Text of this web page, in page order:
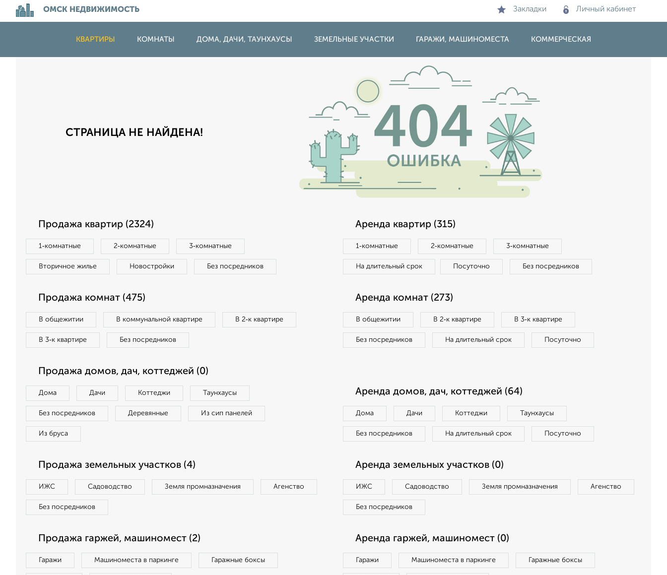
ОМСК НЕДВИЖИМОСТЬ Закладки Личный кабинет
КВАРТИРЫ КОМНАТЫ ДОМА, ДАЧИ, ТАУНХАУСЫ ЗЕМЕЛЬНЫЕ УЧАСТКИ ГАРАЖИ, МАШИНОМЕСТА КОММЕРЧЕСКАЯ
СТРАНИЦА НЕ НАЙДЕНА!
Продажа квартир (2324)
1‑комнатные 2‑комнатные 3‑комнатные
Вторичное жилье Новостройки Без посредников
Аренда квартир (315)
1‑комнатные 2‑комнатные 3‑комнатные
На длительный срок Посуточно Без посредников
Продажа комнат (475)
В общежитии В коммунальной квартире В 2‑к квартире
В 3‑к квартире Без посредников
Аренда комнат (273)
В общежитии В 2‑к квартире В 3‑к квартире
Без посредников На длительный срок Посуточно
Продажа домов, дач, коттеджей (0)
Дома Дачи Коттеджи Таунхаусы
Без посредников Деревянные Из сип панелей
Из бруса
Аренда домов, дач, коттеджей (64)
Дома Дачи Коттеджи Таунхаусы
Без посредников На длительный срок Посуточно
Продажа земельных участков (4)
ИЖС Садоводство Земля промназначения Агенство
Без посредников
Аренда земельных участков (0)
ИЖС Садоводство Земля промназначения Агенство
Без посредников
Продажа гаржей, машиномест (2)
Гаражи Машиноместа в паркинге Гаражные боксы
Аренда гаржей, машиномест (0)
Гаражи Машиноместа в паркинге Гаражные боксы